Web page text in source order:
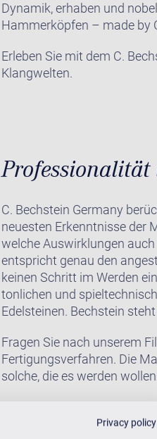
Dynamik, erhaben und
Hammerköpfen – made by
Erleben Sie mit dem C.
Klangwelten.
C. Bechstein Germany
neuesten Erkenntnisse der
welche Auswirklungen
entspricht genau den
keinen Schritt im Werden
tonlichen und
Edelsteinen. Bechstein
Fragen Sie nach unserem
Fertigungsverfahren. Die
solche, die es werden
Privacy policy